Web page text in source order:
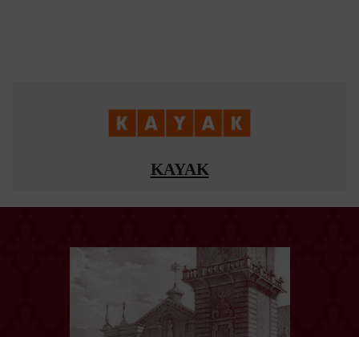
KAYAK